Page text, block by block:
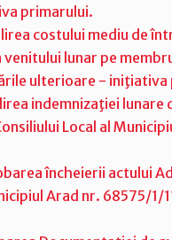
primarului.
costului mediu de
lunar pe
ulterioare - iniţiativa
indemnizaţiei lunare
Local al
încheierii actului
Arad nr. 68575/